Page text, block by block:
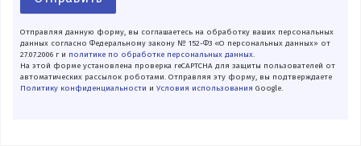
Отправляя данную форму, вы соглашаетесь на обработку ваших персональных
данных согласно Федеральному закону № 152-ФЗ «О персональных данных» от
27.07.2006 г и политике по обработке персональных данных.
На этой форме установлена проверка reCAPTCHA для защиты пользователей от
автоматических рассылок роботами. Отправляя эту форму, вы подтверждаете
Политику конфиденциальности и Условия использования Google.